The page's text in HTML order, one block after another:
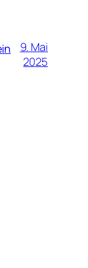
9. Mai
2025